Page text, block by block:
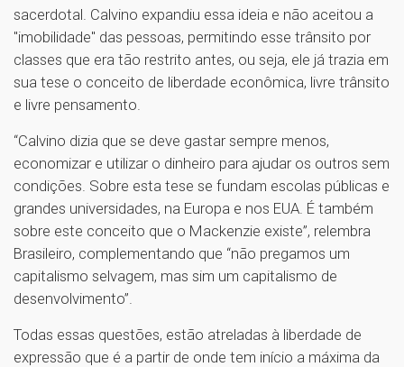
sacerdotal. Calvino expandiu essa ideia e não aceitou a
"imobilidade" das pessoas, permitindo esse trânsito por
classes que era tão restrito antes, ou seja, ele já trazia em
sua tese o conceito de liberdade econômica, livre trânsito
e livre pensamento.
“Calvino dizia que se deve gastar sempre menos,
economizar e utilizar o dinheiro para ajudar os outros sem
condições. Sobre esta tese se fundam escolas públicas e
grandes universidades, na Europa e nos EUA. É também
sobre este conceito que o Mackenzie existe”, relembra
Brasileiro, complementando que “não pregamos um
capitalismo selvagem, mas sim um capitalismo de
desenvolvimento”.
Todas essas questões, estão atreladas à liberdade de
expressão que é a partir de onde tem início a máxima da